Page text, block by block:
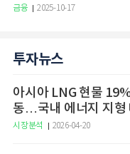
금융 2025-10-17
투자뉴스
아시아 LNG 현물
동…국내 에너지 지형
시장분석 2026-04-20